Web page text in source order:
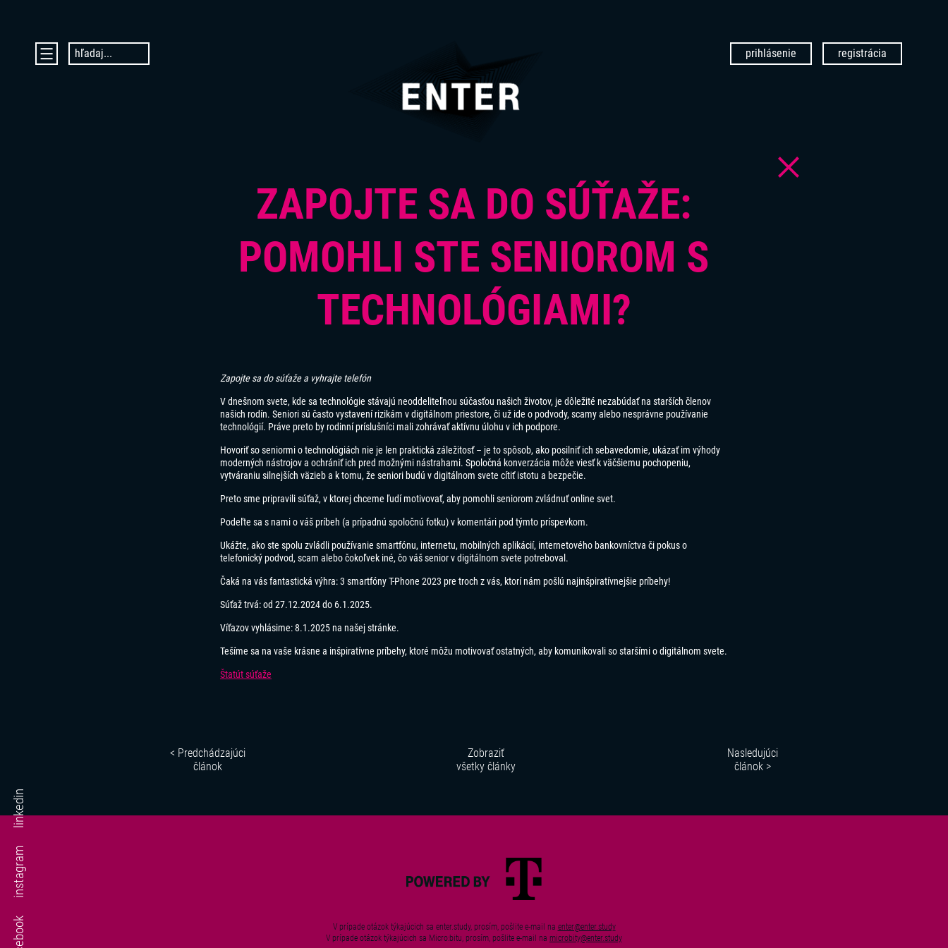
hľadaj... prihlásenie registrácia
ZAPOJTE SA DO SÚŤAŽE:
POMOHLI STE SENIOROM S
TECHNOLÓGIAMI?
Zapojte sa do súťaže a vyhrajte telefón
V dnešnom svete, kde sa technológie stávajú neoddeliteľnou súčasťou našich životov, je dôležité nezabúdať na starších členov
našich rodín. Seniori sú často vystavení rizikám v digitálnom priestore, či už ide o podvody, scamyalebo nesprávne používanie
technológií. Práve preto by rodinní príslušníci mali zohrávať aktívnu úlohu v ich podpore.
Hovoriť so seniormi o technológiách nie je len praktická záležitosť – je to spôsob, ako posilniť ich sebavedomie, ukázať im výhody
moderných nástrojov a ochrániť ich pred možnými nástrahami. Spoločná konverzácia môže viesť k väčšiemu pochopeniu,
vytváraniu silnejších väzieb a k tomu, že seniori budú v digitálnom svete cítiť istotu a bezpečie.
Preto sme pripravili súťaž, v ktorej chceme ľudí motivovať, aby pomohli seniorom zvládnuť online svet.
Podeľte sa s nami o váš príbeh (a prípadnú spoločnú fotku) v komentári pod týmto príspevkom.
Ukážte, ako ste spolu zvládli používanie smartfónu, internetu, mobilných aplikácií, internetového bankovníctva či pokus o
telefonický podvod, scam alebo čokoľvek iné, čo váš senior v digitálnom svete potreboval.
Čaká na vás fantastická výhra:3 smartfóny T-Phone 2023 pre troch z vás, ktorí nám pošlú najinšpiratívnejšie príbehy!
Súťaž trvá:od 27.12.2024 do 6.1.2025.
Víťazov vyhlásime:8.1.2025 na našej stránke.
Tešíme sa na vaše krásne a inšpiratívne príbehy, ktoré môžu motivovať ostatných, aby komunikovali so staršími o digitálnom svete.
Štatút súťaže
< Predchádzajúci
článok
Zobraziť
všetky články
Nasledujúci
článok >
V prípade otázok týkajúcich sa enter.study, prosím, pošlite e-mail na enter@enter.study
V prípade otázok týkajúcich sa Micro:bitu, prosím, pošlite e-mail na microbity@enter.study
instagram
linkedin